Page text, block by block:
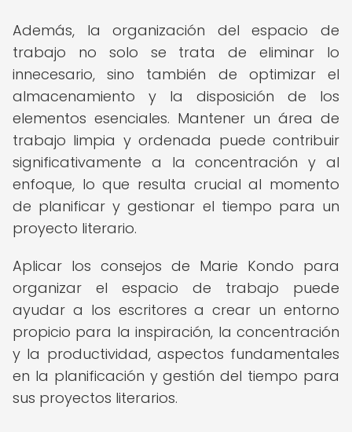
Además, la organización del espacio de
trabajo no solo se trata de eliminar lo
innecesario, sino también de optimizar el
almacenamiento y la disposición de los
elementos esenciales. Mantener un área de
trabajo limpia y ordenada puede contribuir
significativamente a la concentración y al
enfoque, lo que resulta crucial al momento
de planificar y gestionar el tiempo para un
proyecto literario.
Aplicar los consejos de Marie Kondo para
organizar el espacio de trabajo puede
ayudar a los escritores a crear un entorno
propicio para la inspiración, la concentración
y la productividad, aspectos fundamentales
en la planificación y gestión del tiempo para
sus proyectos literarios.